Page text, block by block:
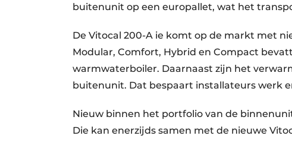
buitenunit op een europallet, wat het
De Vitocal 200-A ie komt op de markt met
Modular, Comfort, Hybrid en Compact
warmwaterboiler. Daarnaast zijn het
buitenunit. Dat bespaart installateurs werk
Nieuw binnen het portfolio van de
Die kan enerzijds samen met de nieuwe